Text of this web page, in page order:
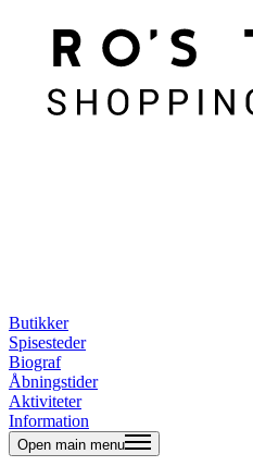
Butikker
Spisesteder
Biograf
Åbningstider
Aktiviteter
Information
Open main menu